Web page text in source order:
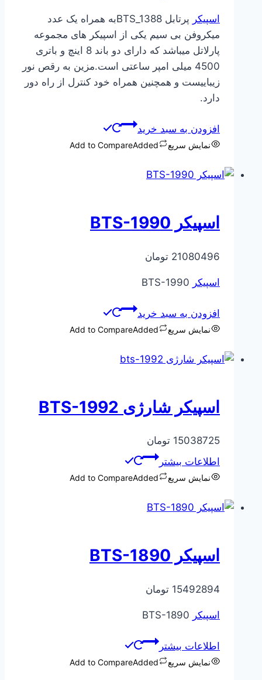
اسپیکر
پرتابل BTS_1388به همراه یک عدد
میکروفن بی سیم یکی از اسپیکر های مجموعه
پارلاتل میباشد که دارای دو باند 8 اینچ و باتری
4500 میلی امپر ساعتی است.مزین به رقص نور
زیباییست و همچنین همراه خود کنترل از راه دور
دارد.
افزودن به سبد خرید
نمایش سریع Add to CompareAdded
اسپیکر BTS-1990
21080496 تومان
اسپیکر
افزودن به سبد خرید
نمایش سریع Add to CompareAdded
اسپیکر شارژی BTS-1992
15038725 تومان
اطلاعات بیشتر
نمایش سریع Add to CompareAdded
اسپیکر BTS-1890
15492894 تومان
اسپیکر
اطلاعات بیشتر
نمایش سریع Add to CompareAdded